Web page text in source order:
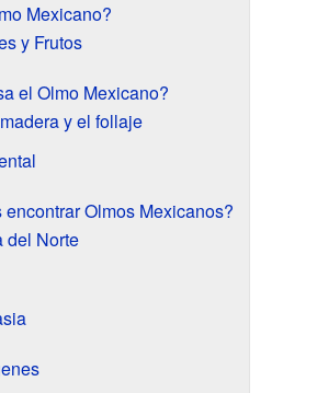
Mexicano?
y Frutos
el Olmo Mexicano?
y el follaje
Olmos Mexicanos?
del Norte